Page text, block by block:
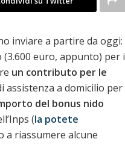
inviare a partire da oggi:
euro, appunto) per i
un contributo per le
assistenza a domicilio per
del bonus nido
(la potete
riassumere alcune